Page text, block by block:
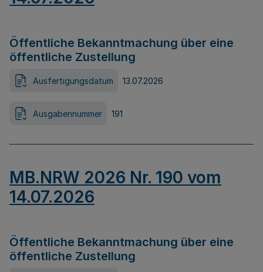
Öffentliche Bekanntmachung über eine
öffentliche Zustellung
Ausfertigungsdatum 13.07.2026
Ausgabennummer 191
MB.NRW 2026 Nr. 190 vom
14.07.2026
Öffentliche Bekanntmachung über eine
öffentliche Zustellung